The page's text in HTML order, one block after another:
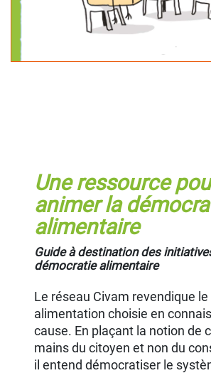
Une ressource
animer la
alimentaire
Guide à destination des
démocratie alimentaire
Le réseau Civam revendique
alimentation choisie en
cause. En plaçant la notion de
mains du citoyen et non du
il entend démocratiser le